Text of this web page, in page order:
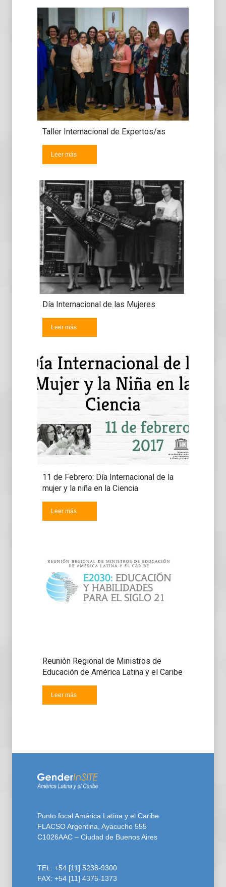
Taller Internacional de Expertos/as
Leer más
Día Internacional de las Mujeres
Leer más
11 de Febrero: Día Internacional de la
mujer y la niña en la Ciencia
Leer más
Reunión Regional de Ministros de
Educación de América Latina y el Caribe
Leer más
Punto focal América Latina y el Caribe
FLACSO Argentina, Ayacucho 555
C1026AAC – Ciudad de Buenos Aires
TEL: +54 [11] 5238-9300
FAX: +54 [11] 4375-1373